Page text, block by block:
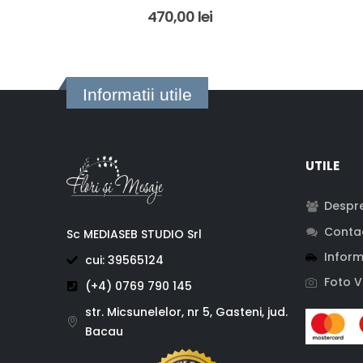
5.00out of 5
470,00 lei
Informatii utile
Sc MEDIASEB STUDIO Srl
cui: 39565124
(+4) 0769 790 145
str. Micsunelelor, nr 5, Gasteni, jud.
Bacau
UTILE
Foto